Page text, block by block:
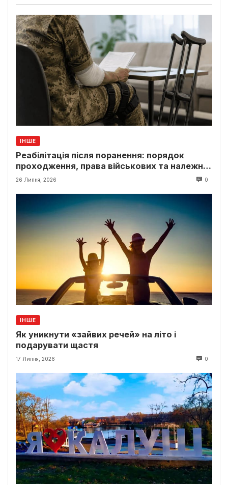
ІНШЕ
Реабілітація після поранення: порядок
проходження, права військових та належні
виплати
26 Липня, 2026 0
ІНШЕ
Як уникнути «зайвих речей» на літо і
подарувати щастя
17 Липня, 2026 0